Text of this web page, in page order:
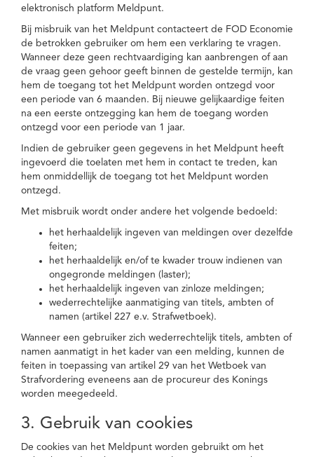
elektronisch platform Meldpunt.
Bij misbruik van het Meldpunt contacteert de FOD Economie
de betrokken gebruiker om hem een verklaring te vragen.
Wanneer deze geen rechtvaardiging kan aanbrengen of aan
de vraag geen gehoor geeft binnen de gestelde termijn, kan
hem de toegang tot het Meldpunt worden ontzegd voor
een periode van 6 maanden. Bij nieuwe gelijkaardige feiten
na een eerste ontzegging kan hem de toegang worden
ontzegd voor een periode van 1 jaar.
Indien de gebruiker geen gegevens in het Meldpunt heeft
ingevoerd die toelaten met hem in contact te treden, kan
hem onmiddellijk de toegang tot het Meldpunt worden
ontzegd.
Met misbruik wordt onder andere het volgende bedoeld:
het herhaaldelijk ingeven van meldingen over dezelfde
feiten;
het herhaaldelijk en/of te kwader trouw indienen van
ongegronde meldingen (laster);
het herhaaldelijk ingeven van zinloze meldingen;
wederrechtelijke aanmatiging van titels, ambten of
namen (artikel 227 e.v. Strafwetboek).
Wanneer een gebruiker zich wederrechtelijk titels, ambten of
namen aanmatigt in het kader van een melding, kunnen de
feiten in toepassing van artikel 29 van het Wetboek van
Strafvordering eveneens aan de procureur des Konings
worden meegedeeld.
3. Gebruik van cookies
De cookies van het Meldpunt worden gebruikt om het